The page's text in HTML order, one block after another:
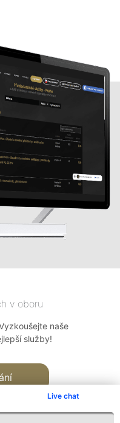
Live chat
v oboru
naše
služby!